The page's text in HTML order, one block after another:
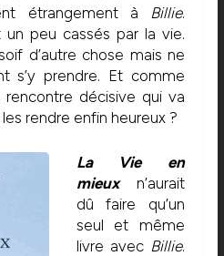
étrangement à Billie.
peu cassés par la vie.
d’autre chose mais ne
s’y prendre. Et comme
décisive qui va
rendre enfin heureux ?
La Vie en
mieuxn’aurait
dû faire qu’un
seul et même
livre avec Billie.